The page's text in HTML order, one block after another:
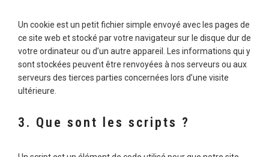
Un cookie est un petit fichier simple envoyé avec les pages de
ce site web et stocké par votre navigateur sur le disque dur de
votre ordinateur ou d’un autre appareil. Les informations qui y
sont stockées peuvent être renvoyées à nos serveurs ou aux
serveurs des tierces parties concernées lors d’une visite
ultérieure.
3. Que sont les scripts ?